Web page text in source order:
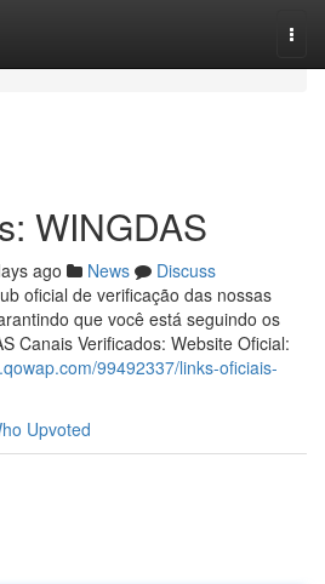
WINGDAS
ago News
Discuss
oficial de verificação das nossas
que você está seguindo os
Canais Verificados: Website Oficial:
99492337/links-oficiais-
Upvoted